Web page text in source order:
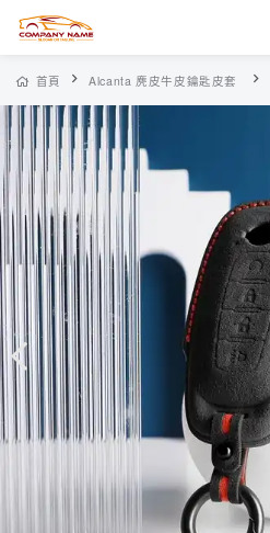
首頁 Alcanta 麂皮牛皮鑰匙皮套